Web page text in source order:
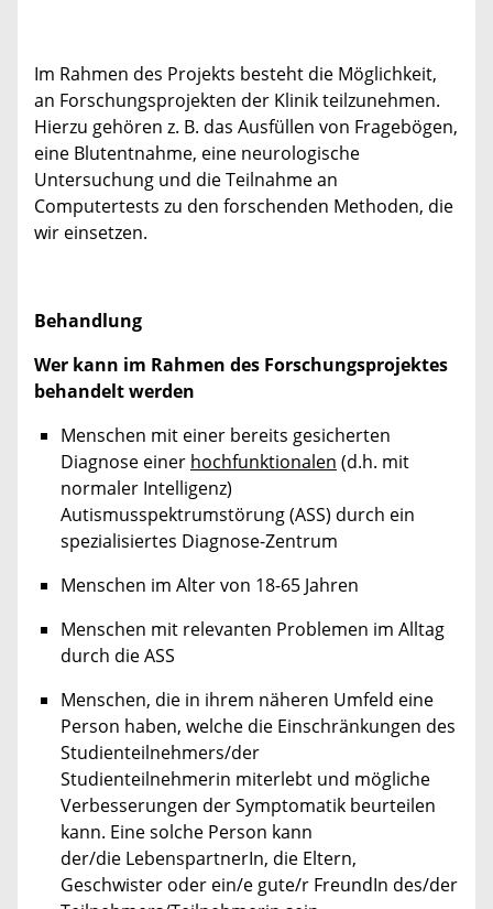
Im Rahmen des Projekts besteht die Möglichkeit,
an Forschungsprojekten der Klinik teilzunehmen.
Hierzu gehören z. B. das Ausfüllen von Fragebögen,
eine Blutentnahme, eine neurologische
Untersuchung und die Teilnahme an
Computertests zu den forschenden Methoden, die
wir einsetzen.
Behandlung
Wer kann im Rahmen des Forschungsprojektes
behandelt werden
Menschen mit einer bereits gesicherten
Diagnose einer hochfunktionalen (d.h. mit
normaler Intelligenz)
Autismusspektrumstörung (ASS) durch ein
spezialisiertes Diagnose-Zentrum
Menschen im Alter von 18-65 Jahren
Menschen mit relevanten Problemen im Alltag
durch die ASS
Menschen, die in ihrem näheren Umfeld eine
Person haben, welche die Einschränkungen des
Studienteilnehmers/der
Studienteilnehmerin miterlebt und mögliche
Verbesserungen der Symptomatik beurteilen
kann. Eine solche Person kann
der/die LebenspartnerIn, die Eltern,
Geschwister oder ein/e gute/r FreundIn des/der